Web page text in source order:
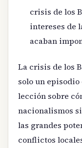
crisis de los
intereses de
acaban
La crisis de los
solo un
lección sobre
nacionalismos
las grandes
conflictos